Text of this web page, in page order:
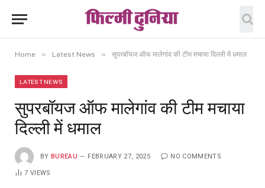
Home » Latest News » सुपरबॉयज ऑफ मालेगांव की टीम मचाया दिल्ली में धमाल
LATEST NEWS
सुपरबॉयज ऑफ मालेगांव की टीम मचाया
दिल्ली में धमाल
BY BUREAU FEBRUARY 27, 2025 NO COMMENTS
7VIEWS